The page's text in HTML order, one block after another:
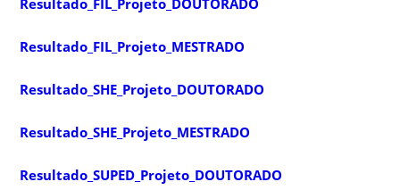
Resultado_FIL_Projeto_MESTRADO
Resultado_SHE_Projeto_DOUTORADO
Resultado_SHE_Projeto_MESTRADO
Resultado_SUPED_Projeto_DOUTORADO